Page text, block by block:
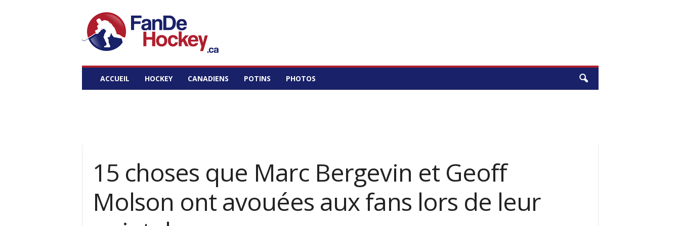
Hockey
ACCUEIL HOCKEY CANADIENS POTINS PHOTOS
15 choses que Marc Bergevin et Geoff
Molson ont avouées aux fans lors de leur